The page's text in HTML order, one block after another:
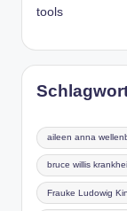
tools
aileen anna
bruce willis
Frauke Ludowig